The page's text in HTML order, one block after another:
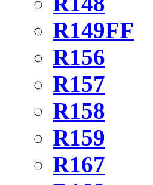
R149FF
R156
R157
R158
R159
R167